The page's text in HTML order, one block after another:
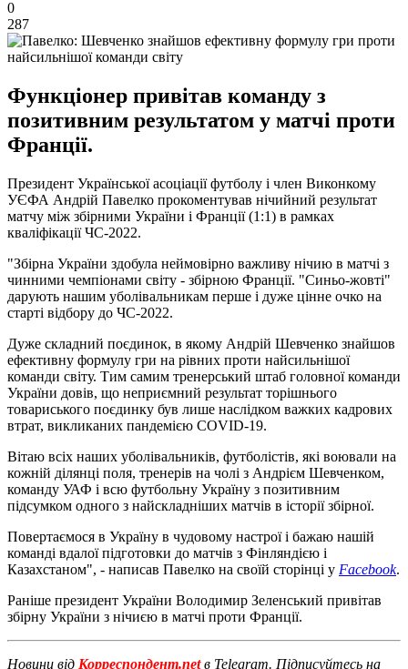
0
287
Функціонер привітав команду з
позитивним результатом у матчі проти
Франції.
Президент Української асоціації футболу і член Виконкому
УЄФА Андрій Павелко прокоментував нічийний результат
матчу між збірними України і Франції (1:1) в рамках
кваліфікації ЧС-2022.
"Збірна України здобула неймовірно важливу нічию в матчі з
чинними чемпіонами світу - збірною Франції. "Синьо-жовті"
дарують нашим уболівальникам перше і дуже цінне очко на
старті відбору до ЧС-2022.
Дуже складний поєдинок, в якому Андрій Шевченко знайшов
ефективну формулу гри на рівних проти найсильнішої
команди світу. Тим самим тренерський штаб головної команди
України довів, що неприємний результат торішнього
товариського поєдинку був лише наслідком важких кадрових
втрат, викликаних пандемією COVID-19.
Вітаю всіх наших уболівальників, футболістів, які воювали на
кожній ділянці поля, тренерів на чолі з Андрієм Шевченком,
команду УАФ і всю футбольну Україну з позитивним
підсумком одного з найскладніших матчів в історії збірної.
Повертаємося в Україну в чудовому настрої і бажаю нашій
команді вдалої підготовки до матчів з Фінляндією і
Казахстаном", - написав Павелко на своїй сторінці у Facebook.
Раніше президент України Володимир Зеленський привітав
збірну України з нічиєю в матчі проти Франції.
Новини від Корреспондент.netв Telegram. Підписуйтесь на